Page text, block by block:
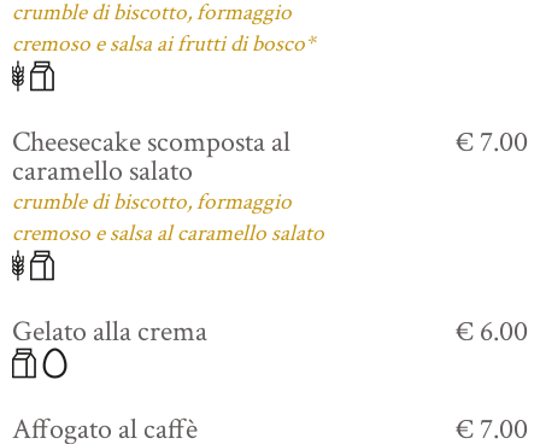
crumble di biscotto, formaggio
cremoso e salsa ai frutti di bosco*
Cheesecake scomposta al
caramello salato
crumble di biscotto, formaggio
cremoso e salsa al caramello salato
€ 7.00
Gelato alla crema € 6.00
Affogato al caffè € 7.00